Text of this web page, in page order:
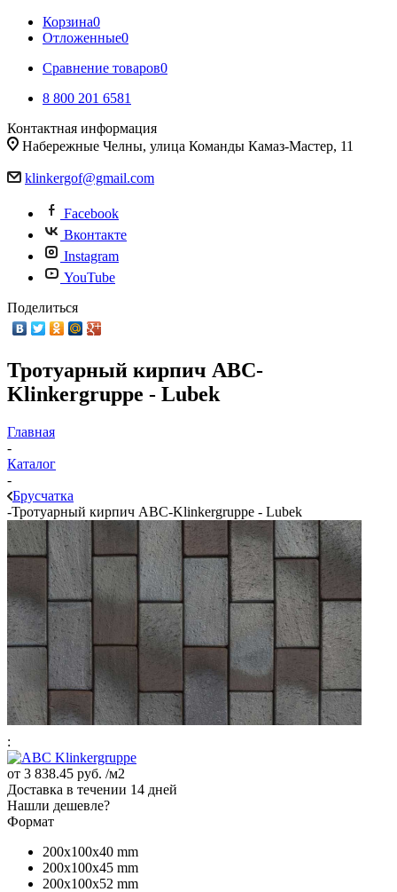
Корзина0
Отложенные0
Сравнение товаров0
8 800 201 6581
Контактная информация
Набережные Челны, улица Команды Камаз-Мастер, 11
klinkergof@gmail.com
Facebook
Вконтакте
Instagram
YouTube
Поделиться
Тротуарный кирпич ABC-
Klinkergruppe - Lubek
Главная
-
Каталог
-
Брусчатка
-Тротуарный кирпич ABC-Klinkergruppe - Lubek
:
от 3 838.45 руб. /м2
Доставка в течении 14 дней
Нашли дешевле?
Формат
200x100x40 mm
200x100x45 mm
200x100x52 mm